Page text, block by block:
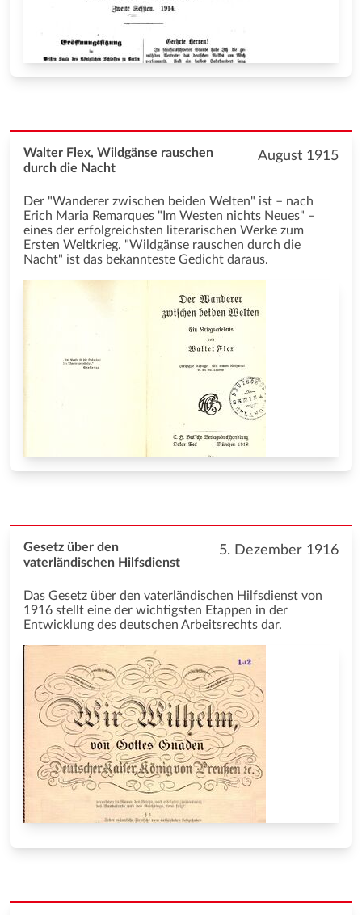
August 1915
Walter Flex, Wildgänse rauschen
durch die Nacht
Der "Wanderer zwischen beiden Welten" ist – nach
Erich Maria Remarques "Im Westen nichts Neues" –
eines der erfolgreichsten literarischen Werke zum
Ersten Weltkrieg. "Wildgänse rauschen durch die
Nacht" ist das bekannteste Gedicht daraus.
5. Dezember 1916
Gesetz über den
vaterländischen Hilfsdienst
Das Gesetz über den vaterländischen Hilfsdienst von
1916 stellt eine der wichtigsten Etappen in der
Entwicklung des deutschen Arbeitsrechts dar.